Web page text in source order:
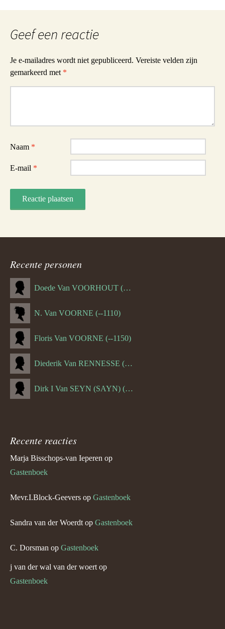
Geef een reactie
Je e-mailadres wordt niet gepubliceerd. Vereiste velden zijn
gemarkeerd met *
Naam *
E-mail *
Recente personen
Doede Van VOORHOUT (Van FORNEHOLT) (--1101)
N. Van VOORNE (--1110)
Floris Van VOORNE (--1150)
Diederik Van RENNESSE (--1144)
Dirk I Van SEYN (SAYN) (--1120)
Recente reacties
Marja Bisschops-van Ieperen op
Gastenboek
Mevr.I.Block-Geevers op Gastenboek
Sandra van der Woerdt op Gastenboek
C. Dorsman op Gastenboek
j van der wal van der woert op
Gastenboek